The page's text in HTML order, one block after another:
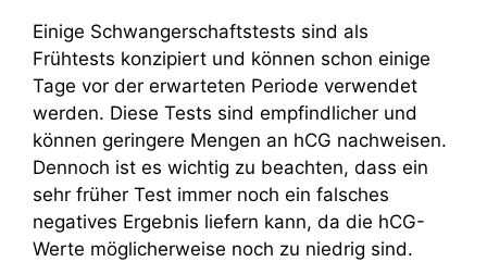
Einige Schwangerschaftstests sind als
Frühtests konzipiert und können schon einige
Tage vor der erwarteten Periode verwendet
werden. Diese Tests sind empfindlicher und
können geringere Mengen an hCG nachweisen.
Dennoch ist es wichtig zu beachten, dass ein
sehr früher Test immer noch ein falsches
negatives Ergebnis liefern kann, da die hCG-
Werte möglicherweise noch zu niedrig sind.